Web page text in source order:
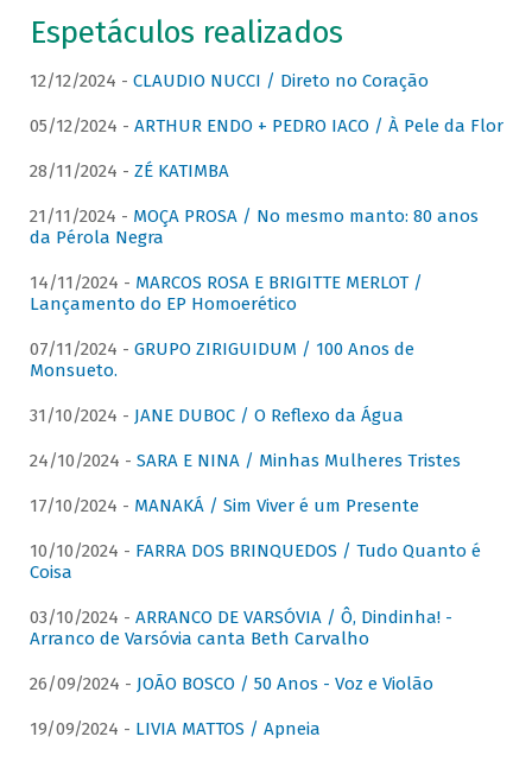
Espetáculos realizados
12/12/2024 - CLAUDIO NUCCI / Direto no Coração
05/12/2024 - ARTHUR ENDO + PEDRO IACO / À Pele da Flor
28/11/2024 - ZÉ KATIMBA
21/11/2024 - MOÇA PROSA / No mesmo manto: 80 anos
da Pérola Negra
14/11/2024 - MARCOS ROSA E BRIGITTE MERLOT /
Lançamento do EP Homoerético
07/11/2024 - GRUPO ZIRIGUIDUM / 100 Anos de
Monsueto.
31/10/2024 - JANE DUBOC / O Reflexo da Água
24/10/2024 - SARA E NINA / Minhas Mulheres Tristes
17/10/2024 - MANAKÁ / Sim Viver é um Presente
10/10/2024 - FARRA DOS BRINQUEDOS / Tudo Quanto é
Coisa
03/10/2024 - ARRANCO DE VARSÓVIA / Ô, Dindinha! -
Arranco de Varsóvia canta Beth Carvalho
26/09/2024 - JOÃO BOSCO / 50 Anos - Voz e Violão
19/09/2024 - LIVIA MATTOS / Apneia